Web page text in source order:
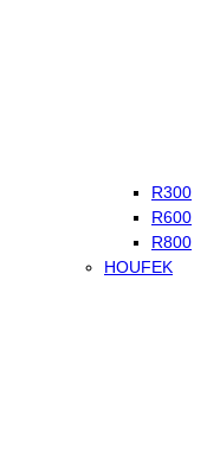
R300
R600
R800
HOUFEK